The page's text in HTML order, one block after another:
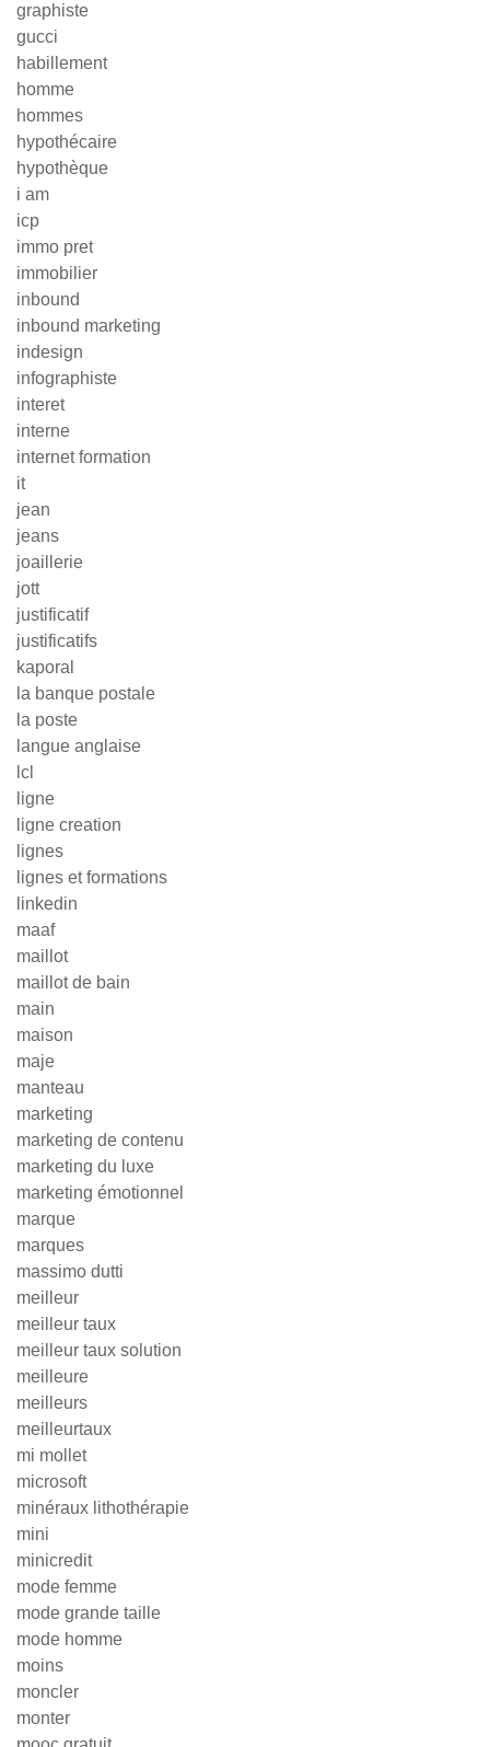
graphiste
gucci
habillement
homme
hommes
hypothécaire
hypothèque
i am
icp
immo pret
immobilier
inbound
inbound marketing
indesign
infographiste
interet
interne
internet formation
it
jean
jeans
joaillerie
jott
justificatif
justificatifs
kaporal
la banque postale
la poste
langue anglaise
lcl
ligne
ligne creation
lignes
lignes et formations
linkedin
maaf
maillot
maillot de bain
main
maison
maje
manteau
marketing
marketing de contenu
marketing du luxe
marketing émotionnel
marque
marques
massimo dutti
meilleur
meilleur taux
meilleur taux solution
meilleure
meilleurs
meilleurtaux
mi mollet
microsoft
minéraux lithothérapie
mini
minicredit
mode femme
mode grande taille
mode homme
moins
moncler
monter